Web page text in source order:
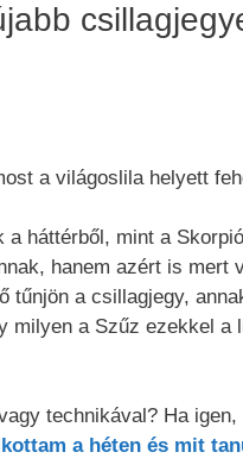
a világoslila helyett
háttérből, mint a
hanem azért is mert
tűnjön a csillagjegy,
a Szűz ezekkel a
technikával? Ha
a héten és mit